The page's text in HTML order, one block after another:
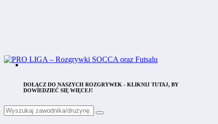
DOŁĄCZ DO NASZYCH ROZGRYWEK - KLIKNIJ TUTAJ, BY
DOWIEDZIEĆ SIĘ WIĘCEJ!